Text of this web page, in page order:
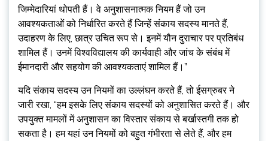
जिम्मेदारियां थोपती हैं। वे अनुशासनात्मक नियम हैं जो उन
आवश्यकताओं को निर्धारित करते हैं जिन्हें संकाय सदस्य मानते हैं,
उदाहरण के लिए, छात्र उचित रूप से। इनमें यौन दुराचार पर प्रतिबंध
शामिल हैं। उनमें विश्वविद्यालय की कार्यवाही और जांच के संबंध में
ईमानदारी और सहयोग की आवश्यकताएं शामिल हैं।”
यदि संकाय सदस्य उन नियमों का उल्लंघन करते हैं, तो ईसग्रुबर ने
जारी रखा, “हम इसके लिए संकाय सदस्यों को अनुशासित करते हैं। और
उपयुक्त मामलों में अनुशासन का विस्तार संकाय से बर्खास्तगी तक हो
सकता है। हम यहां उन नियमों को बहुत गंभीरता से लेते हैं, और हम